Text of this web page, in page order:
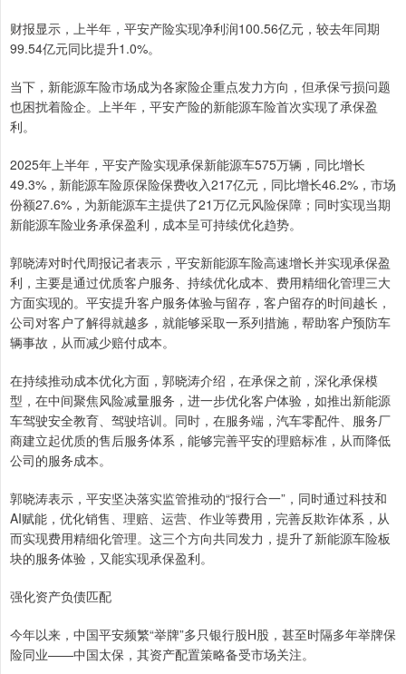
财报显示，上半年，平安产险实现净利润100.56亿元，较去年同期
99.54亿元同比提升1.0%。
当下，新能源车险市场成为各家险企重点发力方向，但承保亏损问题
也困扰着险企。上半年，平安产险的新能源车险首次实现了承保盈
利。
2025年上半年，平安产险实现承保新能源车575万辆，同比增长
49.3%，新能源车险原保险保费收入217亿元，同比增长46.2%，市场
份额27.6%，为新能源车主提供了21万亿元风险保障；同时实现当期
新能源车险业务承保盈利，成本呈可持续优化趋势。
郭晓涛对时代周报记者表示，平安新能源车险高速增长并实现承保盈
利，主要是通过优质客户服务、持续优化成本、费用精细化管理三大
方面实现的。平安提升客户服务体验与留存，客户留存的时间越长，
公司对客户了解得就越多，就能够采取一系列措施，帮助客户预防车
辆事故，从而减少赔付成本。
在持续推动成本优化方面，郭晓涛介绍，在承保之前，深化承保模
型，在中间聚焦风险减量服务，进一步优化客户体验，如推出新能源
车驾驶安全教育、驾驶培训。同时，在服务端，汽车零配件、服务厂
商建立起优质的售后服务体系，能够完善平安的理赔标准，从而降低
公司的服务成本。
郭晓涛表示，平安坚决落实监管推动的“报行合一”，同时通过科技和
AI赋能，优化销售、理赔、运营、作业等费用，完善反欺诈体系，从
而实现费用精细化管理。这三个方向共同发力，提升了新能源车险板
块的服务体验，又能实现承保盈利。
强化资产负债匹配
今年以来，中国平安频繁“举牌”多只银行股H股，甚至时隔多年举牌保
险同业——中国太保，其资产配置策略备受市场关注。